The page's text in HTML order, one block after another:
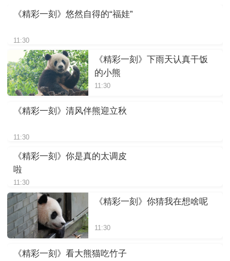
《精彩一刻》悠然自得的“福娃”
11:30
《精彩一刻》下雨天认真干饭
的小熊
11:30
《精彩一刻》清风伴熊迎立秋
11:30
《精彩一刻》你是真的太调皮
啦
11:30
《精彩一刻》你猜我在想啥呢
11:30
《精彩一刻》看大熊猫吃竹子